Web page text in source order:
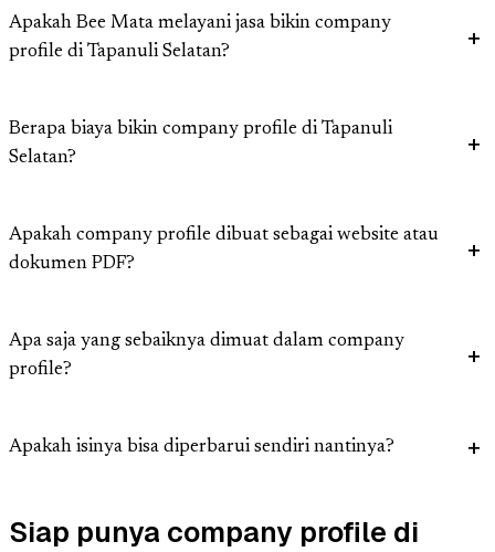
Apakah Bee Mata melayani jasa bikin company
profile di Tapanuli Selatan?
Berapa biaya bikin company profile di Tapanuli
Selatan?
Apakah company profile dibuat sebagai website atau
dokumen PDF?
Apa saja yang sebaiknya dimuat dalam company
profile?
Apakah isinya bisa diperbarui sendiri nantinya?
Siap punya company profile di